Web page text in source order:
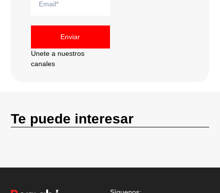
Enviar
Unete a nuestros
canales
Te puede interesar